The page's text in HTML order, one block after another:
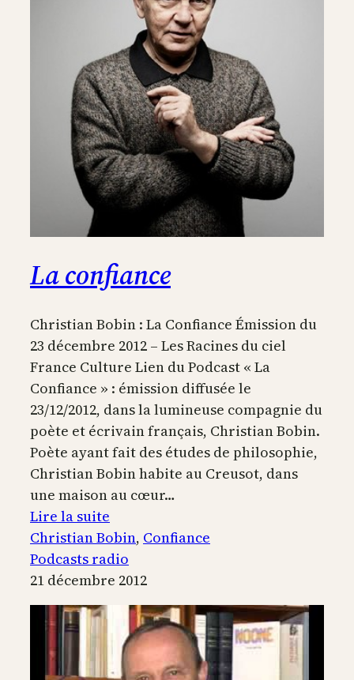
La confiance
Christian Bobin : La Confiance Émission du
23 décembre 2012 – Les Racines du ciel
France Culture Lien du Podcast « La
Confiance » : émission diffusée le
23/12/2012, dans la lumineuse compagnie du
poète et écrivain français, Christian Bobin.
Poète ayant fait des études de philosophie,
Christian Bobin habite au Creusot, dans
une maison au cœur…
Lire la suite
La
confiance
Christian Bobin, Confiance
Podcasts radio
21 décembre 2012